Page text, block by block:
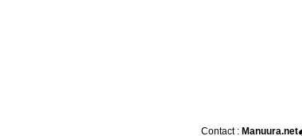
Contact : Manuura.net